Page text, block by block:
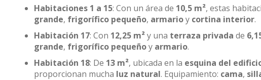
Habitaciones 1 a 15: Con un área de 10,5 m², estas
grande, frigorífico pequeño, armarioy cortina interior.
Habitación 17: Con 12,25 m²y una terraza privada de
grande, frigorífico pequeñoy armario.
Habitación 18: De 13 m², ubicada en la esquina del
proporcionan mucha luz natural. Equipamiento: cama,